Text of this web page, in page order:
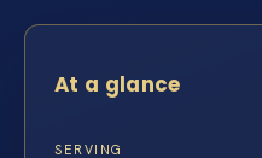
At a glance
SERVING